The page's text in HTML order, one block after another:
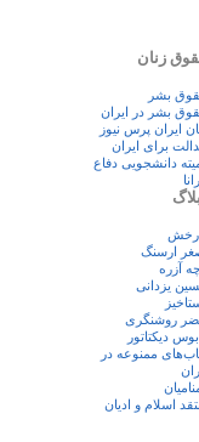
زنان
بشر
بشر در ایران
ايران پرس نيوز
برای ایران
دانشجویی دفاع
ارسنگ
آزره
یزدانی
روشنگری
دیکتاتور
ممنوعه در
اسلام و ادیان